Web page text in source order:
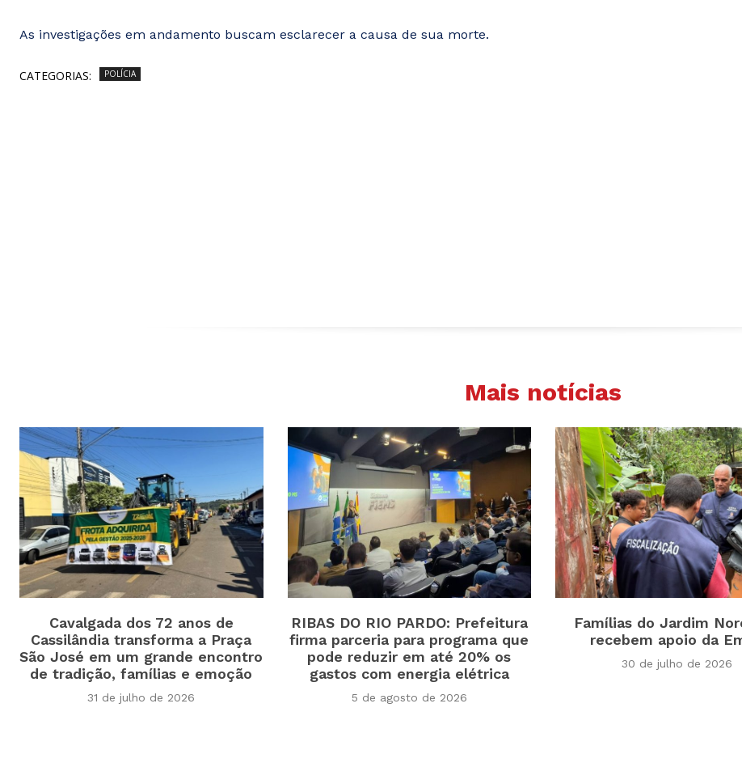
As investigações em andamento buscam esclarecer a causa de sua morte.
CATEGORIAS: POLÍCIA
Mais notícias
Cavalgada dos 72 anos de
Cassilândia transforma a Praça
São José em um grande encontro
de tradição, famílias e emoção
31 de julho de 2026
RIBAS DO RIO PARDO: Prefeitura
firma parceria para programa que
pode reduzir em até 20% os
gastos com energia elétrica
5 de agosto de 2026
Famílias do Jardim
recebem apoio da
30 de julho de 2026